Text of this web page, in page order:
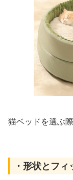
猫ベッドを選ぶ
・形状とフィ